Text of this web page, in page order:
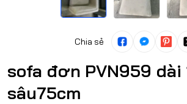
Chia sẻ
sofa đơn PVN959 dài
sâu75cm